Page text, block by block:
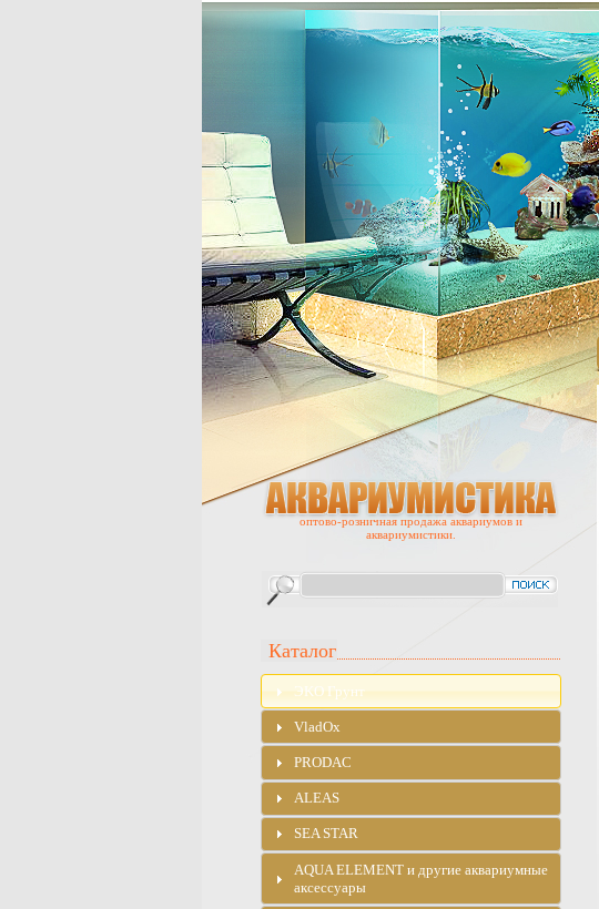
оптово-розничная продажа аквариумов и
аквариумистики.
Каталог
ЭKO Грунт
VladOx
PRODAC
ALEAS
SEA STAR
AQUA ELEMENT и другие аквариумные
аксессуары